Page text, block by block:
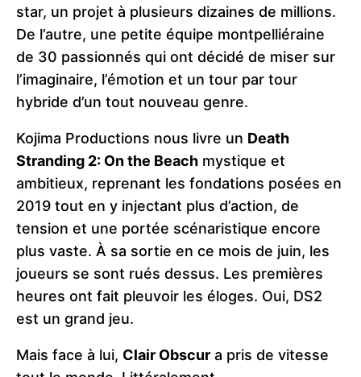
star, un projet à plusieurs dizaines de millions.
De l’autre, une petite équipe montpelliéraine
de 30 passionnés qui ont décidé de miser sur
l’imaginaire, l’émotion et un tour par tour
hybride d’un tout nouveau genre.
Kojima Productions nous livre un Death
Stranding 2: On the Beach mystique et
ambitieux, reprenant les fondations posées en
2019 tout en y injectant plus d’action, de
tension et une portée scénaristique encore
plus vaste. À sa sortie en ce mois de juin, les
joueurs se sont rués dessus. Les premières
heures ont fait pleuvoir les éloges. Oui, DS2
est un grand jeu.
Mais face à lui, Clair Obscur a pris de vitesse